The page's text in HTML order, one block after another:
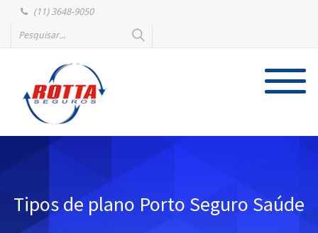
(11) 3648-9050
Tipos de plano Porto Seguro Saúde